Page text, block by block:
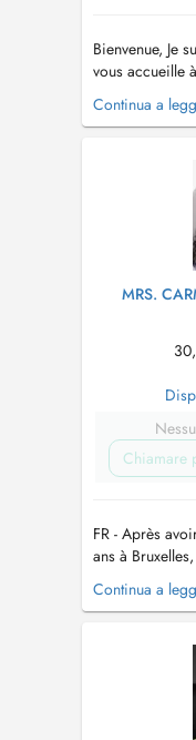
Bienvenue, Je
vous accueille
et confidentiel,
que vous
Burn-out ou
dépression,
Continua a
MRS.
Chiamare
FR - Après
ans à
voie était de
humain : ses
conduit vers
l'Université
Continua a